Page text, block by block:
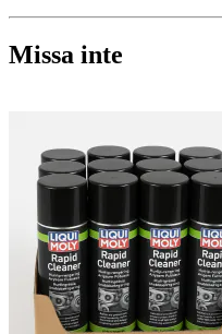
Missa inte